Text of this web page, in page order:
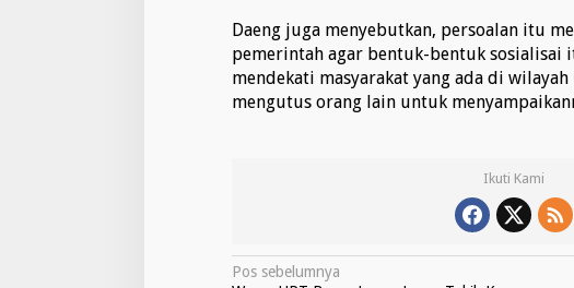
o
t
a
n
P
D
Daeng juga menyebutkan, persoalan itu
pemerintah agar bentuk-bentuk sosialisai
mendekati masyarakat yang ada di
mengutus orang lain untuk
Ikuti Kami
N
Pos sebelumnya